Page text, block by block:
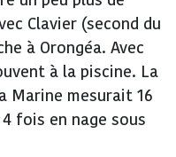
Clavier (second du
à Orongéa. Avec
à la piscine. La
Marine mesurait 16
fois en nage sous